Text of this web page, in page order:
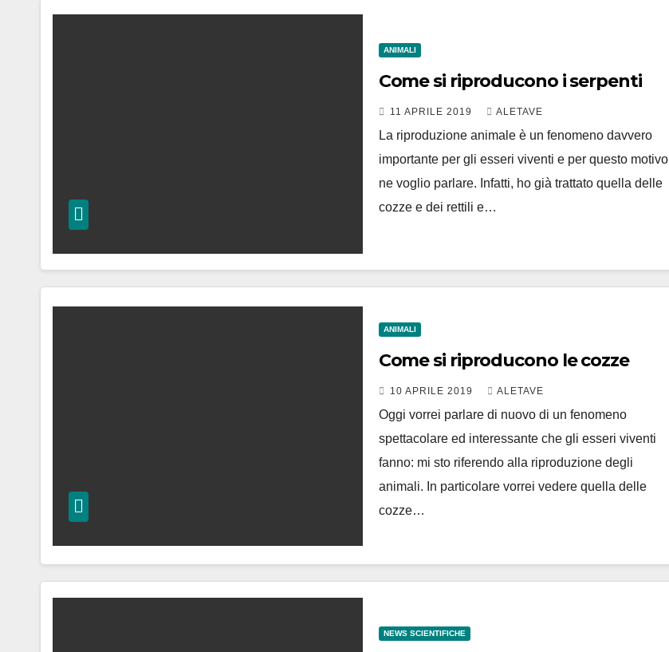
ANIMALI
Come si riproducono i serpenti
11 APRILE 2019 ALETAVE
La riproduzione animale è un fenomeno davvero
importante per gli esseri viventi e per questo motivo
ne voglio parlare. Infatti, ho già trattato quella delle
cozze e dei rettili e…
ANIMALI
Come si riproducono le cozze
10 APRILE 2019 ALETAVE
Oggi vorrei parlare di nuovo di un fenomeno
spettacolare ed interessante che gli esseri viventi
fanno: mi sto riferendo alla riproduzione degli
animali. In particolare vorrei vedere quella delle
cozze…
NEWS SCIENTIFICHE